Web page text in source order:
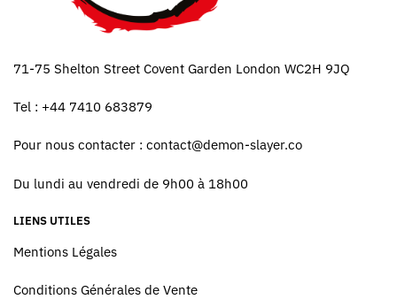
71-75 Shelton Street Covent Garden London WC2H 9JQ
Tel : +44 7410 683879
Pour nous contacter : contact@demon-slayer.co
Du lundi au vendredi de 9h00 à 18h00
LIENS UTILES
Mentions Légales
Conditions Générales de Vente